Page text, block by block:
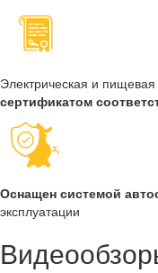
Электрическая и
сертификатом
Оснащен системой
эксплуатации